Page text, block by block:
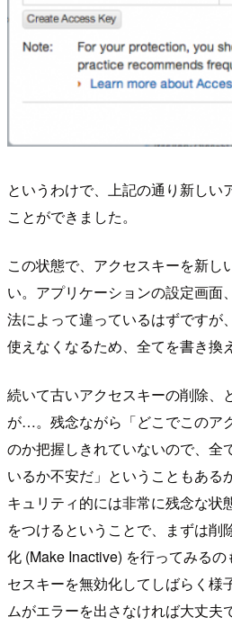
というわけで、上記の通り新しい
ことができました。
この状態で、アクセスキーを新し
い。アプリケーションの設定画面
法によって違っているはずですが
使えなくなるため、全てを書き換
続いて古いアクセスキーの削除、
が…。残念ながら「どこでこのア
のか把握しきれていないので、全
いるか不安だ」ということもある
キュリティ的には非常に残念な状
をつけるということで、まずは削
化 (Make Inactive) を行ってみる
セスキーを無効化してしばらく様
ムがエラーを出さなければ大丈夫